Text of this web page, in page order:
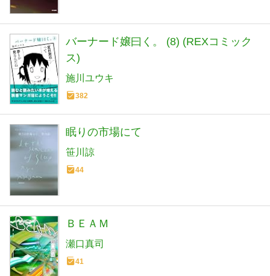
バーナード嬢曰く。 (8) (REXコミック
ス)
施川ユウキ
382
眠りの市場にて
笹川諒
44
ＢＥＡＭ
瀬口真司
41